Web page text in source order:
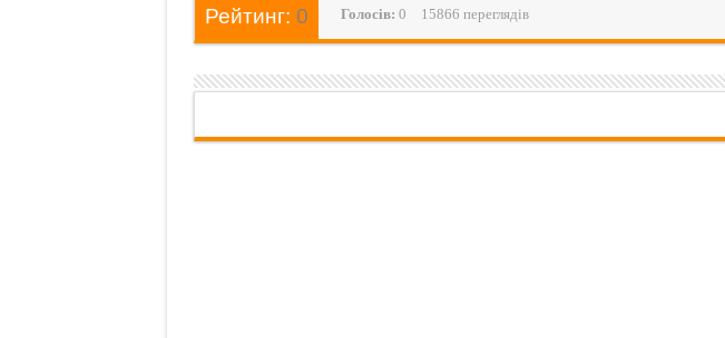
Рейтинг: 0 Голосiв: 0 15866 переглядів